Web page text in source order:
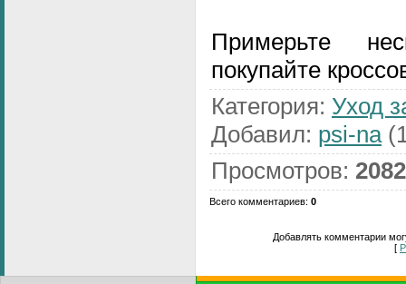
Примерьте
покупайте
Категория: Уход
Добавил: psi-na
Просмотров: 2082
Всего комментариев: 0
Добавлять комментарии
[